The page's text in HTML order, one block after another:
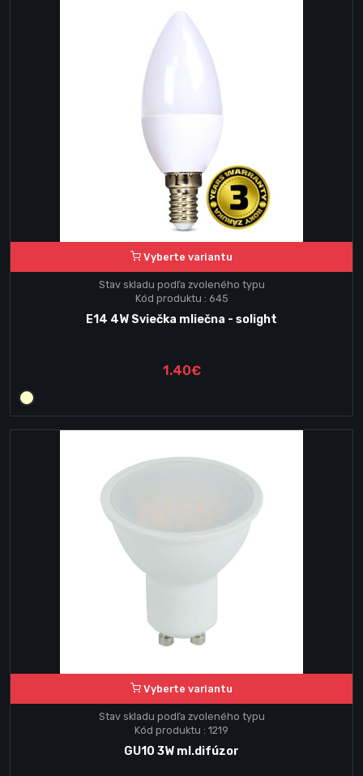
Vyberte variantu
Stav skladu podľa zvoleného typu
Kód produktu : 645
E14 4W Sviečka mliečna - solight
1.40€
Vyberte variantu
Stav skladu podľa zvoleného typu
Kód produktu : 1219
GU10 3W ml.difúzor